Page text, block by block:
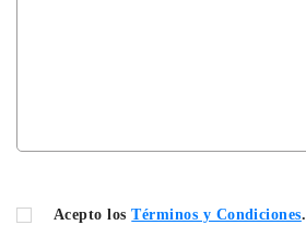
Acepto losTérminos y Condiciones.